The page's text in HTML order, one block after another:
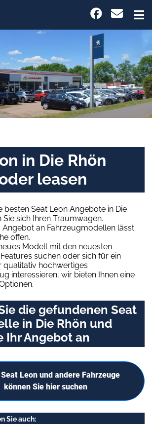
in Die Rhön
leasen
besten Seat Leon Angebote in Die
Sie sich Ihren Traumwagen.
Angebot an Fahrzeugmodellen lässt
offen.
Modell mit den neuesten
suchen oder sich für ein
qualitativ hochwertiges
interessieren, wir bieten Ihnen eine
die gefundenen Seat
in Die Rhön und
Ihr Angebot an
Leon und andere Fahrzeuge
können Sie hier suchen
Sie auch: